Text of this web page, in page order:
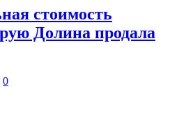
стоимость
Долина продала
0